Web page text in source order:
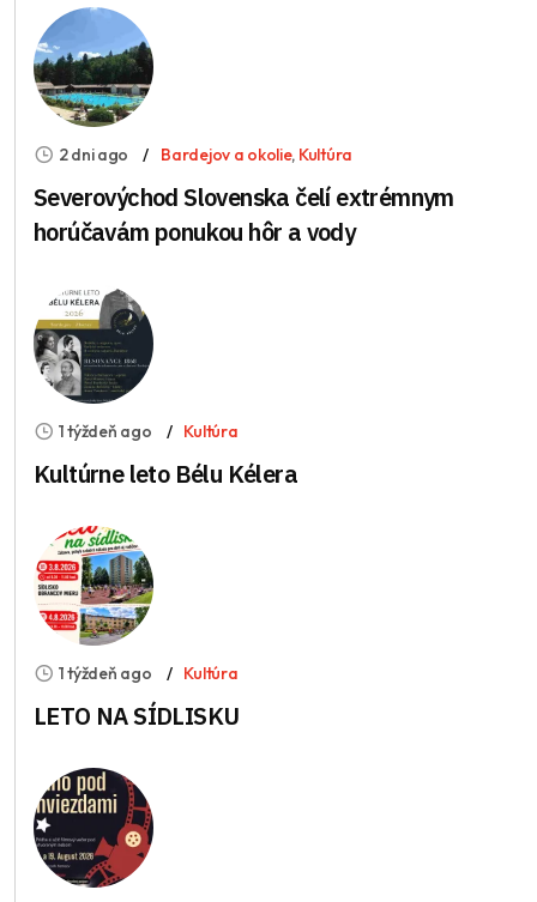
2 dni ago Bardejov a okolie, Kultúra
Severovýchod Slovenska čelí extrémnym
horúčavám ponukou hôr a vody
1 týždeň ago Kultúra
Kultúrne leto Bélu Kélera
1 týždeň ago Kultúra
LETO NA SÍDLISKU